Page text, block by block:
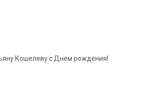
Кошелеву с Днем рождения!